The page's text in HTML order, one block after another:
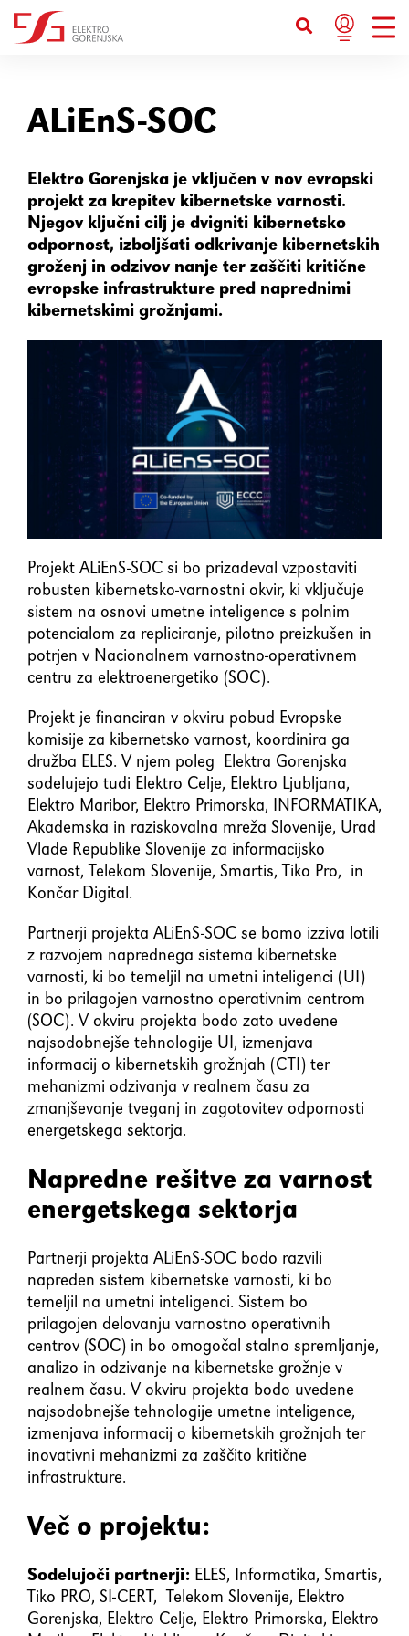
ALiEnS-SOC
Elektro Gorenjska je vključen v nov evropski
projekt za krepitev kibernetske varnosti.
Njegov ključni cilj je dvigniti kibernetsko
odpornost, izboljšati odkrivanje kibernetskih
groženj in odzivov nanje ter zaščiti kritične
evropske infrastrukture pred naprednimi
kibernetskimi grožnjami.
Projekt ALiEnS-SOC si bo prizadeval vzpostaviti
robusten kibernetsko-varnostni okvir, ki vključuje
sistem na osnovi umetne inteligence s polnim
potencialom za repliciranje, pilotno preizkušen in
potrjen v Nacionalnem varnostno-operativnem
centru za elektroenergetiko (SOC).
Projekt je financiran v okviru pobud Evropske
komisije za kibernetsko varnost, koordinira ga
družba ELES. V njem poleg Elektra Gorenjska
sodelujejo tudi Elektro Celje, Elektro Ljubljana,
Elektro Maribor, Elektro Primorska, INFORMATIKA,
Akademska in raziskovalna mreža Slovenije, Urad
Vlade Republike Slovenije za informacijsko
varnost, Telekom Slovenije, Smartis, Tiko Pro, in
Končar Digital.
Partnerji projekta ALiEnS-SOC se bomo izziva lotili
z razvojem naprednega sistema kibernetske
varnosti, ki bo temeljil na umetni inteligenci (UI)
in bo prilagojen varnostno operativnim centrom
(SOC). V okviru projekta bodo zato uvedene
najsodobnejše tehnologije UI, izmenjava
informacij o kibernetskih grožnjah (CTI) ter
mehanizmi odzivanja v realnem času za
zmanjševanje tveganj in zagotovitev odpornosti
energetskega sektorja.
Napredne rešitve za varnost
energetskega sektorja
Partnerji projekta ALiEnS-SOC bodo razvili
napreden sistem kibernetske varnosti, ki bo
temeljil na umetni inteligenci. Sistem bo
prilagojen delovanju varnostno operativnih
centrov (SOC) in bo omogočal stalno spremljanje,
analizo in odzivanje na kibernetske grožnje v
realnem času. V okviru projekta bodo uvedene
najsodobnejše tehnologije umetne inteligence,
izmenjava informacij o kibernetskih grožnjah ter
inovativni mehanizmi za zaščito kritične
infrastrukture.
Več o projektu:
Sodelujoči partnerji: ELES, Informatika, Smartis,
Tiko PRO, SI-CERT, Telekom Slovenije, Elektro
Gorenjska, Elektro Celje, Elektro Primorska, Elektro
s tipkovnico
Prikaže možnosti dostopnosti
Skoči na glavno vsebino
Vrne se na domačo stran
Premakne fokus na naslednji
element
Premakne fokus na prejšnji
element
element
Označi/odznači potrditveno
polje